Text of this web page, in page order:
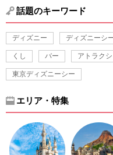
話題のキーワード
ディズニー ディズニーシ
くし バー アトラク
東京ディズニーシー
エリア・特集